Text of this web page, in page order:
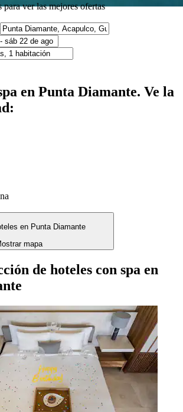
para ver las mejores ofertas
en Punta Diamante. Ve la
mapa
de hoteles con spa en